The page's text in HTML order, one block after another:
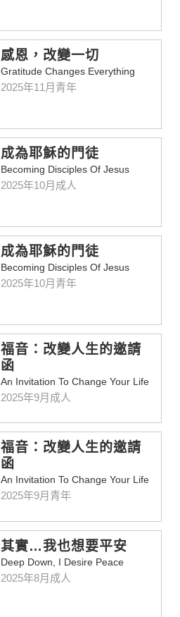
感恩，改變一切
Gratitude Changes Everything
2025年11月青年
成為耶穌的門徒
Becoming Disciples Of Jesus
2025年10月成人
成為耶穌的門徒
Becoming Disciples Of Jesus
2025年10月青年
福音：改變人生的邀請
函
An Invitation To Change Your Life
2025年9月成人
福音：改變人生的邀請
函
An Invitation To Change Your Life
2025年9月青年
其實…我也想要平安
Deep Down, I Desire Peace
2025年8月成人